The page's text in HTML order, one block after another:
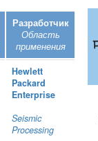
Разработчик
Область
применения
Hewlett
Packard
Enterprise
Seismic
Processing